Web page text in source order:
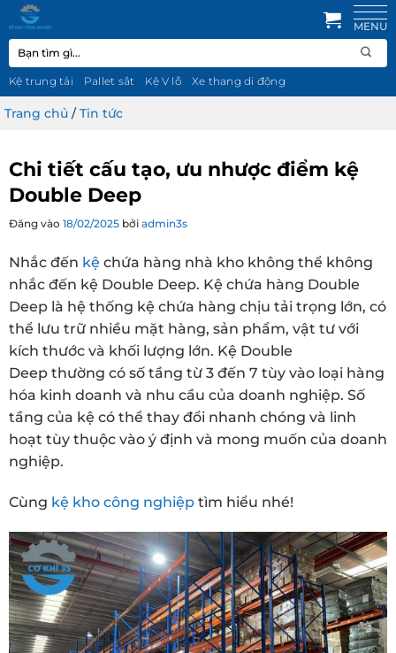
qua
nội
dung
Tìm
kiếm:
Kệ trung tải Pallet sắt Kệ V lỗ Xe thang di động
Trang chủ /Tin tức
Chi tiết cấu tạo, ưu nhược điểm kệ
Double Deep
Đăng vào 18/02/2025 bởi admin3s
Nhắc đến kệ chứa hàng nhà kho không thể không
nhắc đến kệ Double Deep. Kệ chứa hàng ‌Double‌
‌Deep‌ là hệ thống kệ chứa hàng chịu tải trọng lớn, có
thể lưu trữ nhiều mặt hàng, sản phẩm, vật tư với
kích thước và khối lượng lớn. Kệ Double
Deep thường có số tầng từ 3 đến 7 tùy vào loại hàng
hóa kinh doanh và nhu cầu của doanh nghiệp. Số
tầng của kệ có thể thay đổi nhanh chóng và linh
hoạt tùy thuộc vào ý định và mong muốn của doanh
nghiệp.
Cùng kệ kho công nghiệp tìm hiểu nhé!